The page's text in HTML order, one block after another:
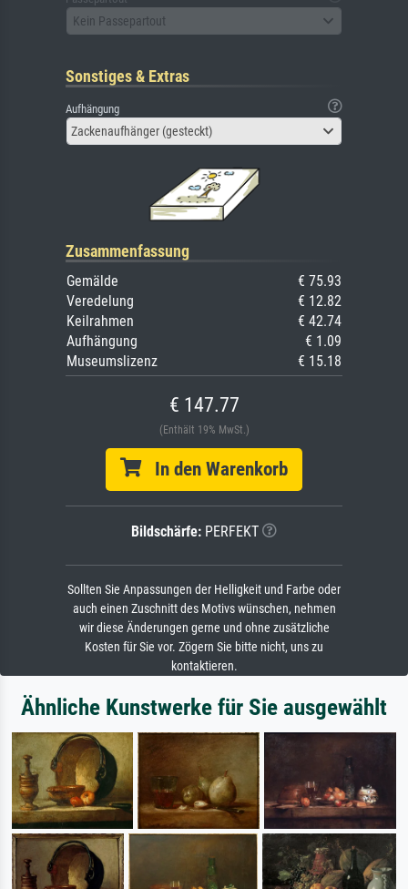
Kein Passepartout
Sonstiges & Extras
Aufhängung
Zackenaufhänger (gesteckt)
Zusammenfassung
Gemälde
€ 75.93
Veredelung
€ 12.82
Keilrahmen
€ 42.74
Aufhängung
€ 1.09
Museumslizenz
€ 15.18
€ 147.77
(Enthält 19% MwSt.)
In den Warenkorb
Bildschärfe: PERFEKT
Sollten Sie Anpassungen der Helligkeit und Farbe oder
auch einen Zuschnitt des Motivs wünschen, nehmen
wir diese Änderungen gerne und ohne zusätzliche
Kosten für Sie vor. Zögern Sie bitte nicht, uns zu
kontaktieren.
Ähnliche Kunstwerke für Sie ausgewählt